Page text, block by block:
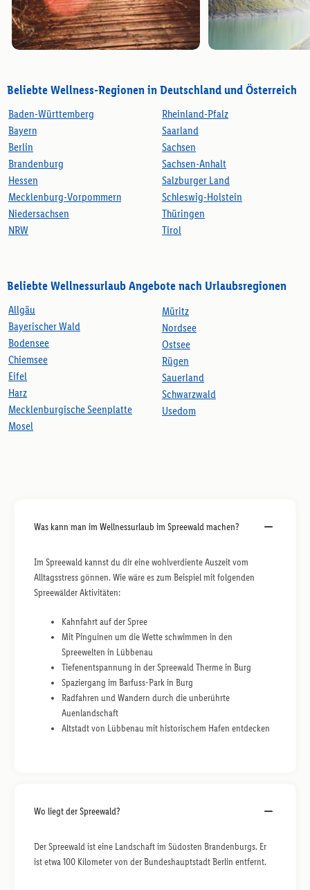
Beliebte Wellness-Regionen in Deutschland und Österreich
Baden-Württemberg
Bayern
Berlin
Brandenburg
Hessen
Mecklenburg-Vorpommern
Niedersachsen
NRW
Rheinland-Pfalz
Saarland
Sachsen
Sachsen-Anhalt
Salzburger Land
Schleswig-Holstein
Thüringen
Tirol
Beliebte Wellnessurlaub Angebote nach Urlaubsregionen
Allgäu
Bayerischer Wald
Bodensee
Chiemsee
Eifel
Harz
Mecklenburgische Seenplatte
Mosel
Müritz
Nordsee
Ostsee
Rügen
Sauerland
Schwarzwald
Usedom
Was kann man im Wellnessurlaub im Spreewald machen?
Im Spreewald kannst du dir eine wohlverdiente Auszeit vom
Alltagsstress gönnen. Wie wäre es zum Beispiel mit folgenden
Spreewälder Aktivitäten:
Kahnfahrt auf der Spree
Mit Pinguinen um die Wette schwimmen in den
Spreewelten in Lübbenau
Tiefenentspannung in der Spreewald Therme in Burg
Spaziergang im Barfuss-Park in Burg
Radfahren und Wandern durch die unberührte
Auenlandschaft
Altstadt von Lübbenau mit historischem Hafen entdecken
Wo liegt der Spreewald?
Der Spreewald ist eine Landschaft im Südosten Brandenburgs. Er
ist etwa 100 Kilometer von der Bundeshauptstadt Berlin entfernt.